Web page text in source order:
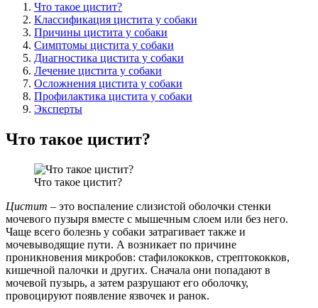
Что такое цистит?
Классификация цистита у собаки
Причины цистита у собаки
Симптомы цистита у собаки
Диагностика цистита у собаки
Лечение цистита у собаки
Осложнения цистита у собаки
Профилактика цистита у собаки
Эксперты
Что такое цистит?
Что такое цистит?
Цистит – это воспаление слизистой оболочки стенки
мочевого пузыря вместе с мышечным слоем или без него.
Чаще всего болезнь у собаки затрагивает также и
мочевыводящие пути. А возникает по причине
проникновения микробов: стафилококков, стрептококков,
кишечной палочки и других. Сначала они попадают в
мочевой пузырь, а затем разрушают его оболочку,
провоцируют появление язвочек и ранок.